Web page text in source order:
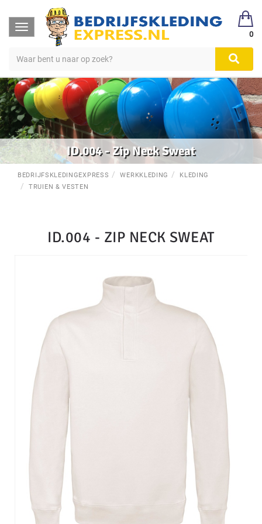
Toggle
navigation
0
ID.004 - Zip Neck Sweat
BEDRIJFSKLEDINGEXPRESS WERKKLEDING
KLEDING
TRUIEN & VESTEN
ID.004 - ZIP NECK SWEAT